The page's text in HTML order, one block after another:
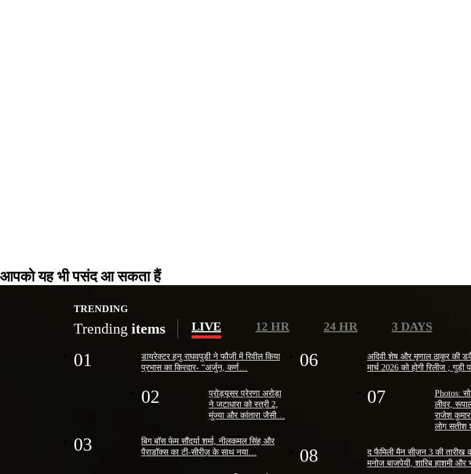
आपको यह भी पसंद आ सकता हैं
TRENDING
Trending items LIVE 12 HR 24 HR 3 DAYS
01
डायरेक्टर हनु राघवपुडी ने फौजी में रिवील किया
प्रभास का किरदार- “अर्जुन, कर्ण…
02
प्रोड्यूसर प्रेरणा अरोड़ा
ने जटाधारा को स्त्री 2,
मुंज्या और कांतारा जैसी…
03
बिग बॉस फेम सौंदर्या शर्मा, नीलकमल सिंह और
पैराडॉक्स का टी-सीरीज़ के साथ नया…
06
अदिवी शेष और मृणाल ठाकुर की
मार्च 2026 को होगी रिलीज ; गुड़ी
07
Photos:
लीवर,
राजेश
लोग सतीश
08
द फैमिली मैन सीज़न 3 की तारीख
मनोज बाजपेयी, शारिब हाशमी और